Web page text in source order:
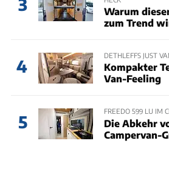
3
Warum
zum Trend
4
DETHLEFFS JUST
Kompakter
Van-Feeling
5
FREEDO 599 LU IM
Die Abkehr
Campervan-